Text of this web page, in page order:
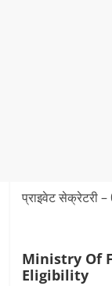
प्राइवेट सेक्रेटरी
Ministry Of
Eligibility